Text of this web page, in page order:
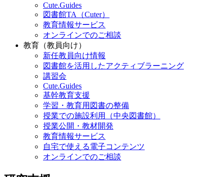
Cute.Guides
図書館TA（Cuter）
教育情報サービス
オンラインでのご相談
教育（教員向け）
新任教員向け情報
図書館を活用したアクティブラーニング
講習会
Cute.Guides
基幹教育支援
学習・教育用図書の整備
授業での施設利用（中央図書館）
授業公開・教材開発
教育情報サービス
自宅で使える電子コンテンツ
オンラインでのご相談